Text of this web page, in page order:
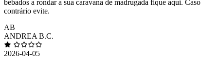
bebados a rondar a sua caravana de madrugada fique aqui. Caso
contrário evite.
AB
ANDREA B.C.
2026-04-05